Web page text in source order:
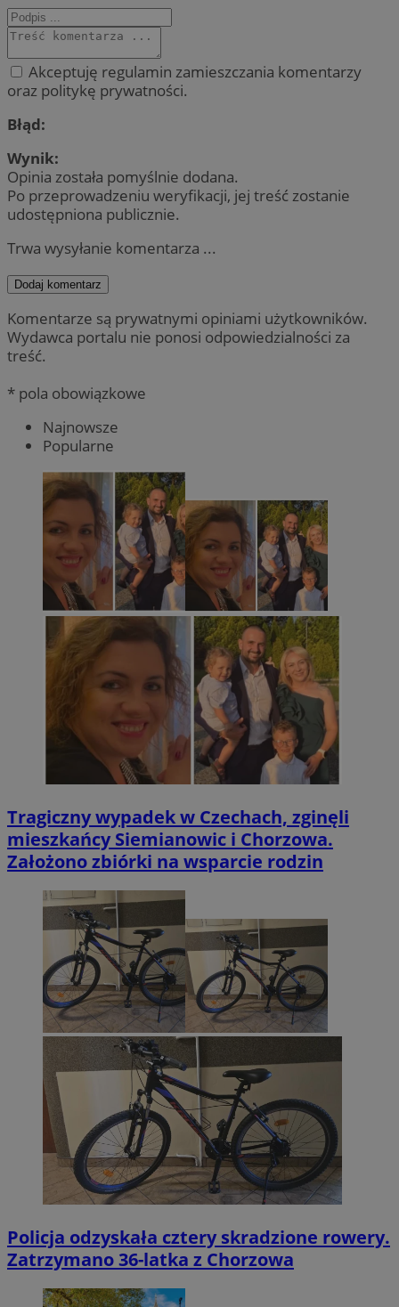
Akceptuję regulamin zamieszczania komentarzy
oraz politykę prywatności.
Błąd:
Wynik:
Opinia została pomyślnie dodana.
Po przeprowadzeniu weryfikacji, jej treść zostanie
udostępniona publicznie.
Trwa wysyłanie komentarza ...
Dodaj komentarz
Komentarze są prywatnymi opiniami użytkowników.
Wydawca portalu nie ponosi odpowiedzialności za
treść.
* pola obowiązkowe
Najnowsze
Popularne
Tragiczny wypadek w Czechach, zginęli
mieszkańcy Siemianowic i Chorzowa.
Założono zbiórki na wsparcie rodzin
Policja odzyskała cztery skradzione rowery.
Zatrzymano 36-latka z Chorzowa